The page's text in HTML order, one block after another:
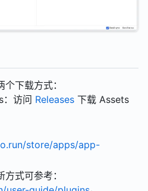
下载方式：
访问 Releases 下载 Assets
store/apps/app-
式可参考：